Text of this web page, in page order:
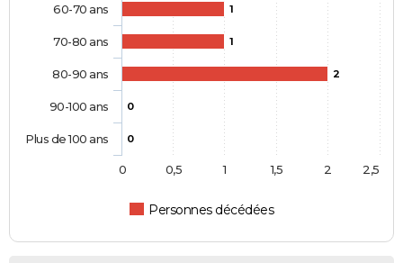
1
1
2
0
0
Personnes décédées
60-70 ans
70-80 ans
80-90 ans
90-100 ans
Plus de 100 ans
0 0,5 1 1,5 2 2,5